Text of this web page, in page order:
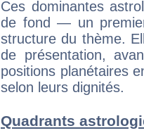
Ces dominantes
de fond — un
structure du thème.
de présentation,
positions planétaires
selon leurs dignités.
Quadrants